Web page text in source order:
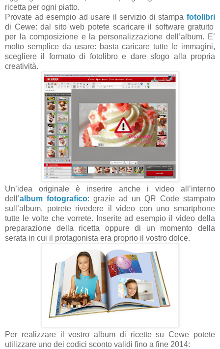
ricetta per ogni piatto.
Provate ad esempio ad usare il servizio di stampa fotolibri
di Cewe: dal sito web potete scaricare il software gratuito
per la composizione e la personalizzazione dell’album. E’
molto semplice da usare: basta caricare tutte le immagini,
scegliere il formato di fotolibro e dare sfogo alla propria
creatività.
Un’idea originale è inserire anche i video all’interno
dell’album fotografico: grazie ad un QR Code stampato
sull’album, potrete rivedere il video con uno smartphone
tutte le volte che vorrete. Inserite ad esempio il video della
preparazione della ricetta oppure di un momento della
serata in cui il protagonista era proprio il vostro dolce.
Per realizzare il vostro album di ricette su Cewe potete
utilizzare uno dei codici sconto validi fino a fine 2014: